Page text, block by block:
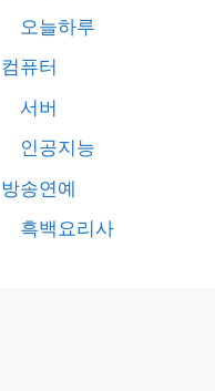
오늘하루
컴퓨터
서버
인공지능
방송연예
흑백요리사